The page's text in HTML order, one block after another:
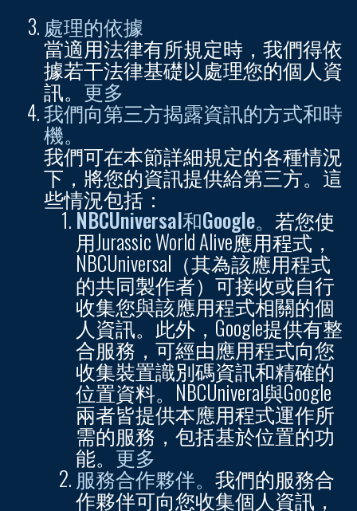
處理的依據
當適用法律有所規定時，我們得依
據若干法律基礎以處理您的個人資
訊。更多
我們向第三方揭露資訊的方式和時
機。
我們可在本節詳細規定的各種情況
下，將您的資訊提供給第三方。這
些情況包括：
NBCUniversal和Google。 若您使
用Jurassic World Alive應用程式，
NBCUniversal（其為該應用程式
的共同製作者）可接收或自行
收集您與該應用程式相關的個
人資訊。此外，Google提供有整
合服務，可經由應用程式向您
收集裝置識別碼資訊和精確的
位置資料。NBCUniveral與Google
兩者皆提供本應用程式運作所
需的服務，包括基於位置的功
能。更多
服務合作夥伴。 我們的服務合
作夥伴可向您收集個人資訊，